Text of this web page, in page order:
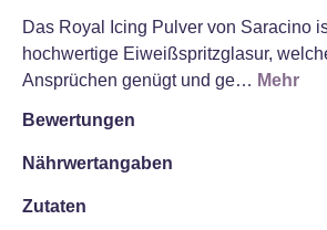
Das Royal Icing Pulver von Saracino
hochwertige Eiweißspritzglasur,
Ansprüchen genügt und ge… Mehr
Bewertungen
Nährwertangaben
Zutaten